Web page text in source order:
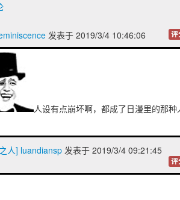
发表于 2019/3/4 10:46:06 评
人设有点崩坏啊，都成了日漫里的那种
人] luandiansp 发表于 2019/3/4 09:21:45
评